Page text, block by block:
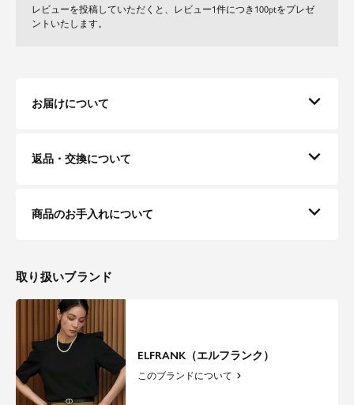
マットなタフタ素材を切り替えに使用してアクセントにしました。
が着用されていたお色はスモーキーピンクでございます。
レビューを投稿していただくと、レビュー1件につき100ptをプレゼ
ントいたします。
お届けについて
返品・交換について
商品のお手入れについて
取り扱いブランド
ELFRANK（エルフランク）
このブランドについて